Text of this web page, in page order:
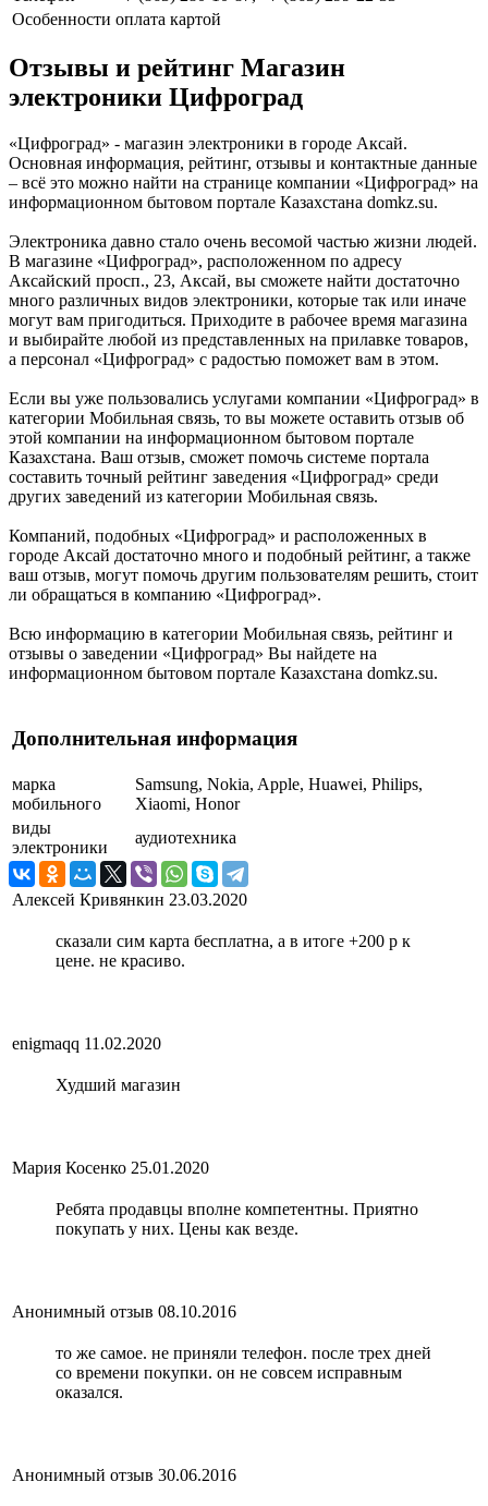
Особенности оплата картой
Отзывы и рейтинг Магазин
электроники Цифроград
«Цифроград» - магазин электроники в городе Аксай.
Основная информация, рейтинг, отзывы и контактные данные
– всё это можно найти на странице компании «Цифроград» на
информационном бытовом портале Казахстана domkz.su.
Электроника давно стало очень весомой частью жизни людей.
В магазине «Цифроград», расположенном по адресу
Аксайский просп., 23, Аксай, вы сможете найти достаточно
много различных видов электроники, которые так или иначе
могут вам пригодиться. Приходите в рабочее время магазина
и выбирайте любой из представленных на прилавке товаров,
а персонал «Цифроград» с радостью поможет вам в этом.
Если вы уже пользовались услугами компании «Цифроград» в
категории Мобильная связь, то вы можете оставить отзыв об
этой компании на информационном бытовом портале
Казахстана. Ваш отзыв, сможет помочь системе портала
составить точный рейтинг заведения «Цифроград» среди
других заведений из категории Мобильная связь.
Компаний, подобных «Цифроград» и расположенных в
городе Аксай достаточно много и подобный рейтинг, а также
ваш отзыв, могут помочь другим пользователям решить, стоит
ли обращаться в компанию «Цифроград».
Всю информацию в категории Мобильная связь, рейтинг и
отзывы о заведении «Цифроград» Вы найдете на
информационном бытовом портале Казахстана domkz.su.
Дополнительная информация
марка
мобильного
Samsung, Nokia, Apple, Huawei, Philips,
Xiaomi, Honor
виды
электроники
аудиотехника
Алексей Кривянкин 23.03.2020
сказали сим карта бесплатна, а в итоге +200 р к
цене. не красиво.
enigmaqq 11.02.2020
Худший магазин
Мария Косенко 25.01.2020
Ребята продавцы вполне компетентны. Приятно
покупать у них. Цены как везде.
Анонимный отзыв 08.10.2016
то же самое. не приняли телефон. после трех дней
со времени покупки. он не совсем исправным
оказался.
Анонимный отзыв 30.06.2016